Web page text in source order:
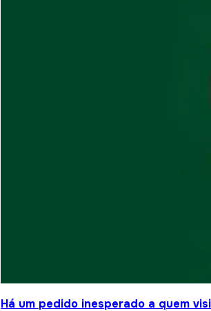
Há um pedido inesperado a quem